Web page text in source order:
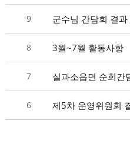
군수님 간담회 결
9
3월~7월 활동사항
8
실과소읍면 순회간
7
제5차 운영위원회
6